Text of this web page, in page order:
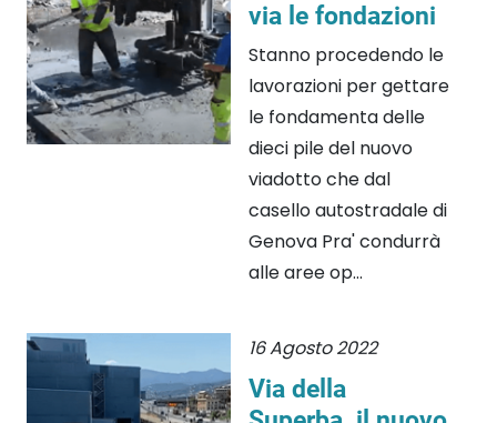
via le fondazioni
Stanno procedendo le
lavorazioni per gettare
le fondamenta delle
dieci pile del nuovo
viadotto che dal
casello autostradale di
Genova Pra' condurrà
alle aree op...
16 Agosto 2022
Via della